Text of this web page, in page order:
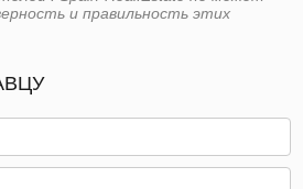
и правильность этих